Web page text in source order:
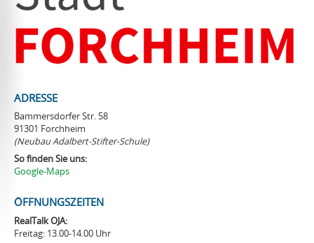
ADRESSE
Bammersdorfer Str. 58
91301 Forchheim
(Neubau Adalbert-Stifter-Schule)
So finden Sie uns:
Google-Maps
ÖFFNUNGSZEITEN
RealTalk OJA:
Freitag: 13.00-14.00 Uhr